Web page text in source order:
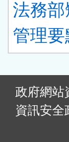
法務
管理要
政府網站
資訊安全